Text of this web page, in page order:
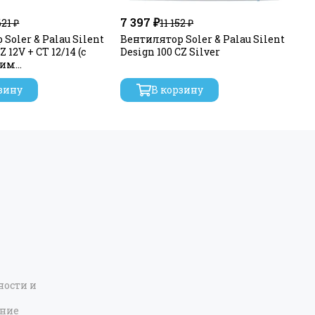
₽
Soler & Palau Silent
12V + CT 12/14 (с
7 397 ₽11 152 ₽
Вентилятор Soler & Palau Silent
Design 100 CZ Silver
В корзину
и